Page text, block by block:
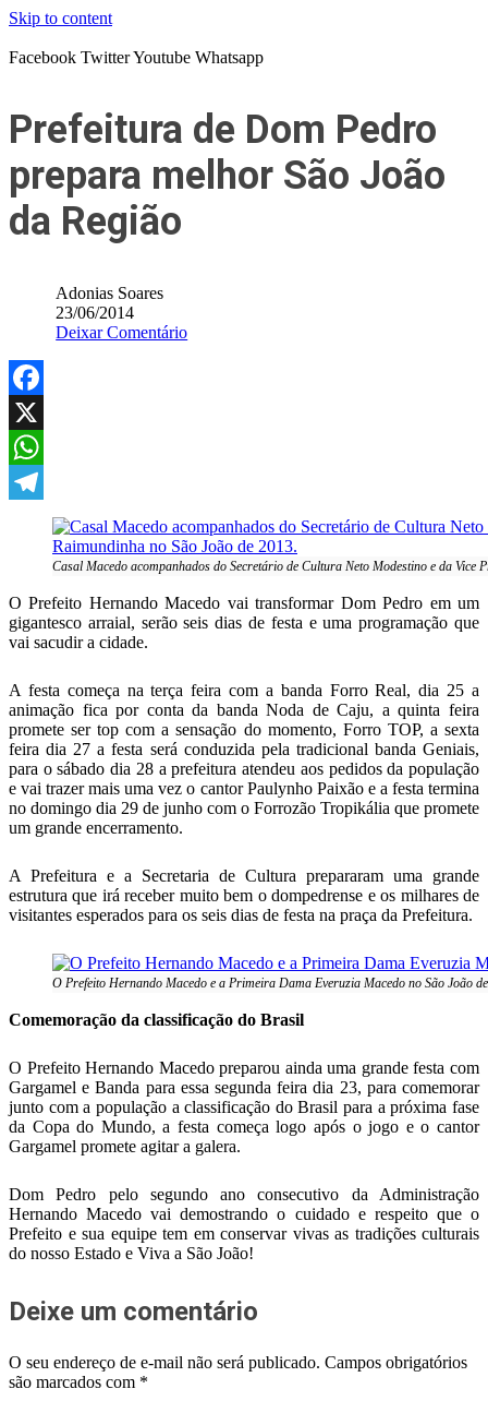
Skip to content
Facebook TwitterYoutube Whatsapp
Prefeitura de Dom Pedro
prepara melhor São João
da Região
Adonias Soares
23/06/2014
Deixar Comentário
Facebook
X
WhatsApp
Telegram
Casal Macedo acompanhados do Secretário de Cultura Neto Modestino e da Vice
O Prefeito Hernando Macedo vai transformar Dom Pedro em um
gigantesco arraial, serão seis dias de festa e uma programação que
vai sacudir a cidade.
A festa começa na terça feira com a banda Forro Real, dia 25 a
animação fica por conta da banda Noda de Caju, a quinta feira
promete ser top com a sensação do momento, Forro TOP, a sexta
feira dia 27 a festa será conduzida pela tradicional banda Geniais,
para o sábado dia 28 a prefeitura atendeu aos pedidos da população
e vai trazer mais uma vez o cantor Paulynho Paixão e a festa termina
no domingo dia 29 de junho com o Forrozão Tropikália que promete
um grande encerramento.
A Prefeitura e a Secretaria de Cultura prepararam uma grande
estrutura que irá receber muito bem o dompedrense e os milhares de
visitantes esperados para os seis dias de festa na praça da Prefeitura.
O Prefeito Hernando Macedo e a Primeira Dama Everuzia Macedo no São João
Comemoração da classificação do Brasil
O Prefeito Hernando Macedo preparou ainda uma grande festa com
Gargamel e Banda para essa segunda feira dia 23, para comemorar
junto com a população a classificação do Brasil para a próxima fase
da Copa do Mundo, a festa começa logo após o jogo e o cantor
Gargamel promete agitar a galera.
Dom Pedro pelo segundo ano consecutivo da Administração
Hernando Macedo vai demostrando o cuidado e respeito que o
Prefeito e sua equipe tem em conservar vivas as tradições culturais
do nosso Estado e Viva a São João!
Deixe um comentário
O seu endereço de e-mail não será publicado. Campos obrigatórios
são marcados com *